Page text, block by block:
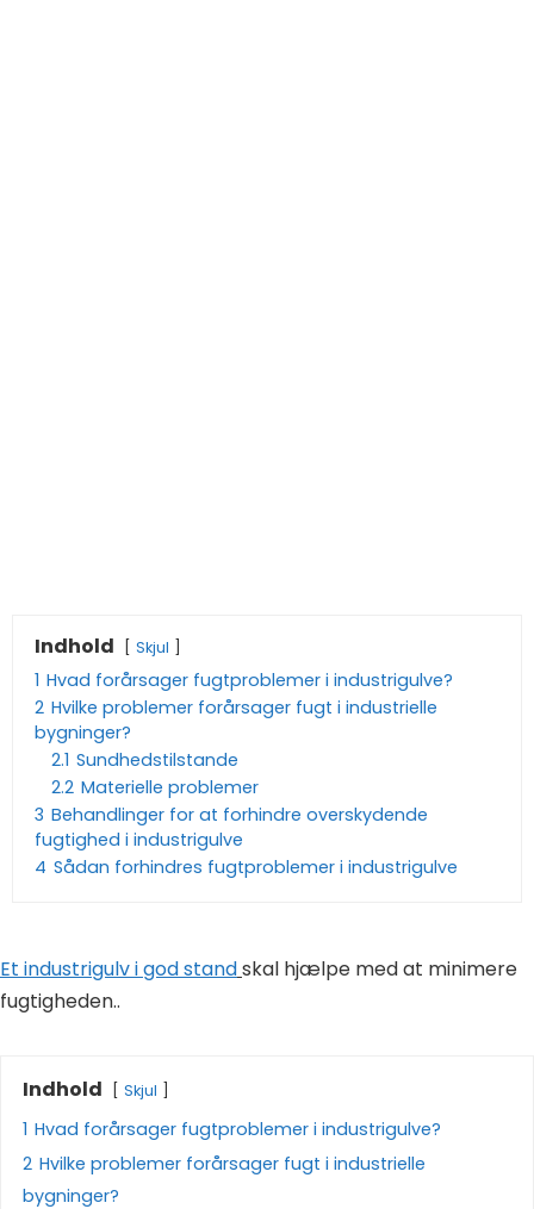
Indhold Skjul
1 Hvad forårsager fugtproblemer i industrigulve?
2 Hvilke problemer forårsager fugt i industrielle
bygninger?
2.1 Sundhedstilstande
2.2 Materielle problemer
3 Behandlinger for at forhindre overskydende
fugtighed i industrigulve
4 Sådan forhindres fugtproblemer i industrigulve
Et industrigulv i god standskal hjælpe med at minimere
fugtigheden..
Indhold Skjul
1 Hvad forårsager fugtproblemer i industrigulve?
2 Hvilke problemer forårsager fugt i industrielle
bygninger?